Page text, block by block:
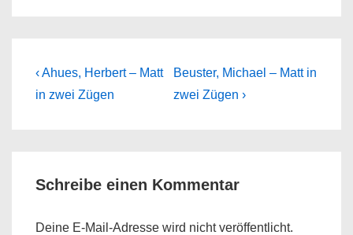
Beitragsnavigation
Previous
Post
‹ Ahues, Herbert – Matt
in zwei Zügen
Next
Post
Beuster, Michael – Matt in
zwei Zügen ›
Schreibe einen Kommentar
Deine E-Mail-Adresse wird nicht veröffentlicht.